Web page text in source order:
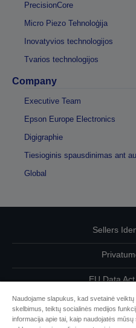
PrecisionCore
Micro Piezo Tehnoloģija
Inovatyvios technologijos
Tvarios technologijos
Company
Executive Team
Epson Europe Electronics
Digigraphie
Tiesioginis spausdinimas ant
Global
Sellers
EU Data
Susisiekite su
Naudojame slapukus, kad svetainė
skelbimus, teiktų socialinės medijos
informacija apie tai, kaip naudojatės